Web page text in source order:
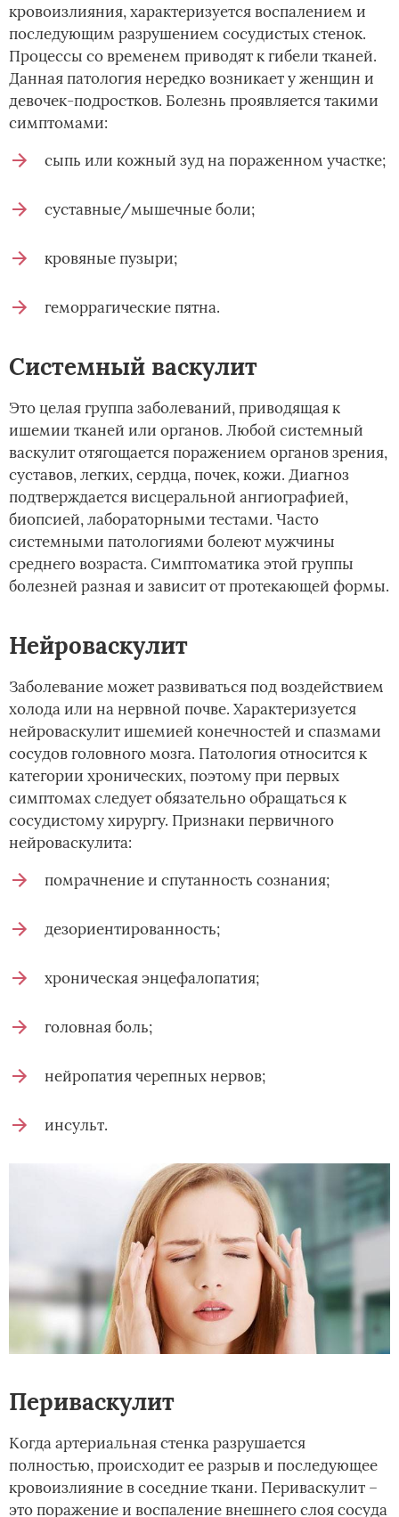
кровоизлияния, характеризуется воспалением и
последующим разрушением сосудистых стенок.
Процессы со временем приводят к гибели тканей.
Данная патология нередко возникает у женщин и
девочек-подростков. Болезнь проявляется такими
симптомами:
сыпь или кожный зуд на пораженном участке;
суставные/мышечные боли;
кровяные пузыри;
геморрагические пятна.
Системный васкулит
Это целая группа заболеваний, приводящая к
ишемии тканей или органов. Любой системный
васкулит отягощается поражением органов зрения,
суставов, легких, сердца, почек, кожи. Диагноз
подтверждается висцеральной ангиографией,
биопсией, лабораторными тестами. Часто
системными патологиями болеют мужчины
среднего возраста. Симптоматика этой группы
болезней разная и зависит от протекающей формы.
Нейроваскулит
Заболевание может развиваться под воздействием
холода или на нервной почве. Характеризуется
нейроваскулит ишемией конечностей и спазмами
сосудов головного мозга. Патология относится к
категории хронических, поэтому при первых
симптомах следует обязательно обращаться к
сосудистому хирургу. Признаки первичного
нейроваскулита:
помрачнение и спутанность сознания;
дезориентированность;
хроническая энцефалопатия;
головная боль;
нейропатия черепных нервов;
инсульт.
Периваскулит
Когда артериальная стенка разрушается
полностью, происходит ее разрыв и последующее
кровоизлияние в соседние ткани. Периваскулит –
это поражение и воспаление внешнего слоя сосуда